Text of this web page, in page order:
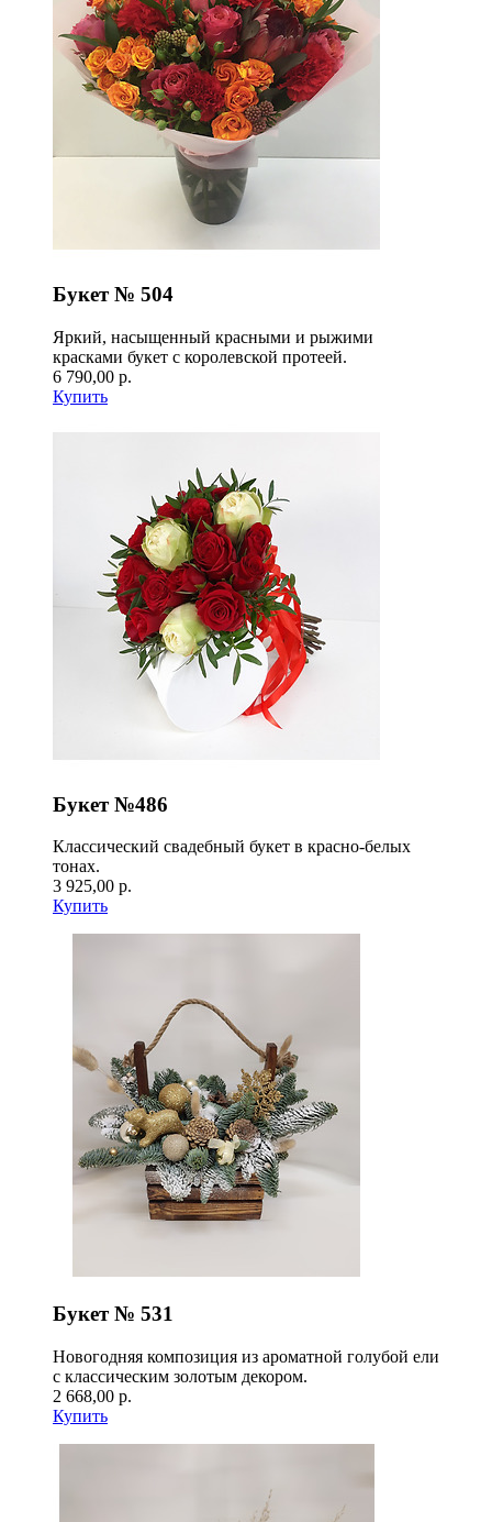
Букет № 504
Яркий, насыщенный красными и рыжими
красками букет с королевской протеей.
6 790,00 р.
Купить
Букет №486
Классический свадебный букет в красно-белых
тонах.
3 925,00 р.
Купить
Букет № 531
Новогодняя композиция из ароматной голубой ели
с классическим золотым декором.
2 668,00 р.
Купить